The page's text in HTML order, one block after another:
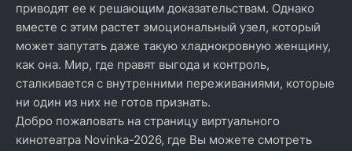
приводят ее к решающим доказательствам. Однако
вместе с этим растет эмоциональный узел, который
может запутать даже такую хладнокровную женщину,
как она. Мир, где правят выгода и контроль,
сталкивается с внутренними переживаниями, которые
ни один из них не готов признать.
Добро пожаловать на страницу виртуального
кинотеатра Novinka-2026, где Вы можете смотреть